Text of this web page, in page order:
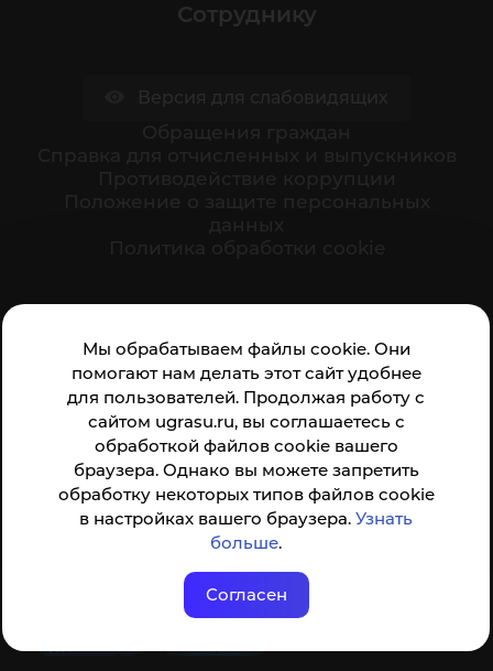
Мы обрабатываем файлы cookie. Они
помогают нам делать этот сайт удобнее
для пользователей. Продолжая работу с
сайтом ugrasu.ru, вы соглашаетесь с
обработкой файлов cookie вашего
браузера. Однако вы можете запретить
обработку некоторых типов файлов cookie
в настройках вашего браузера.Узнать
больше.
Согласен
Сотруднику
организации:
Анкета доступна по QR-коду, а так же по прямой
ссылке
© ФГБОУ ВО ЮГУ 2001–2026